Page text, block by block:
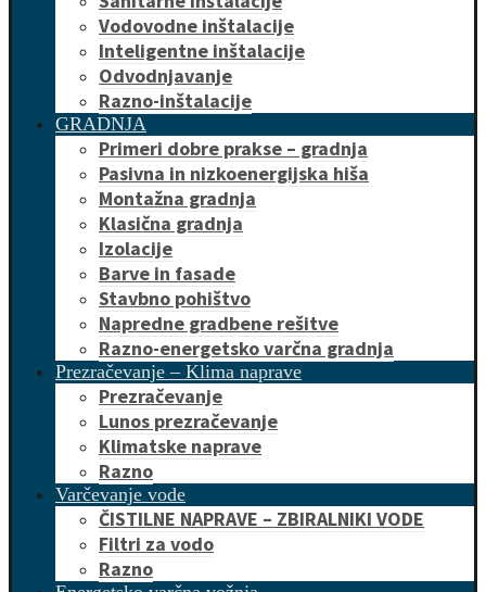
Vodovodne inštalacije
Inteligentne inštalacije
Odvodnjavanje
Razno-inštalacije
GRADNJA
Primeri dobre prakse – gradnja
Pasivna in nizkoenergijska hiša
Montažna gradnja
Klasična gradnja
Izolacije
Barve in fasade
Stavbno pohištvo
Napredne gradbene rešitve
Razno-energetsko varčna gradnja
Prezračevanje – Klima naprave
Prezračevanje
Lunos prezračevanje
Klimatske naprave
Razno
Varčevanje vode
ČISTILNE NAPRAVE – ZBIRALNIKI VODE
Filtri za vodo
Razno